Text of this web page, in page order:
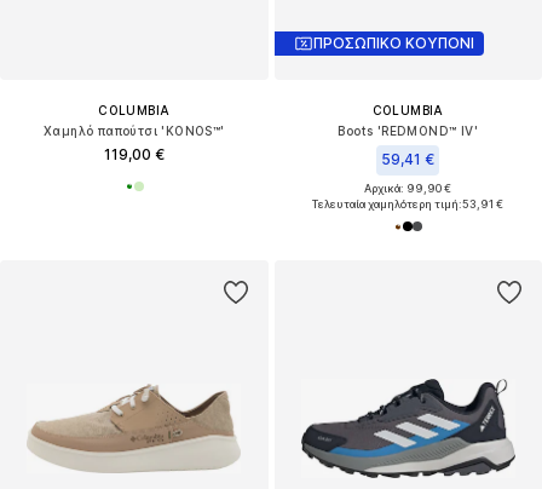
COLUMBIA
Χαμηλό παπούτσι 'KONOS™'
119,00 €
ΠΡΟΣΩΠΙΚΟ ΚΟΥΠΟΝΙ
COLUMBIA
Boots 'REDMOND™ IV'
59,41 €
Αρχικά: 99,90 €
Τελευταία χαμηλότερη τιμή:53,91 €